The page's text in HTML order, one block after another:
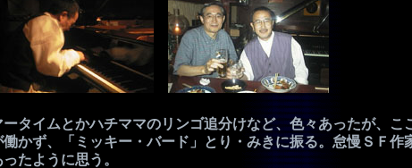
タイムとかハチママのリンゴ追分けなど、色々あったが、こ
かず、「ミッキー・バード」とり・みきに振る。怠慢ＳＦ作
たように思う。